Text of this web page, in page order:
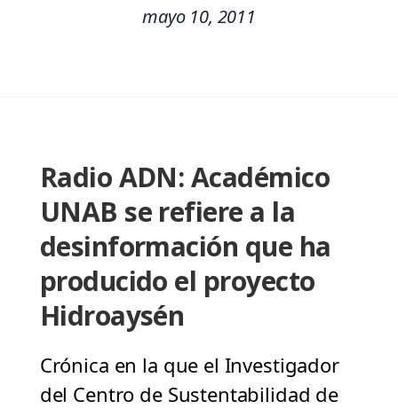
mayo 10, 2011
Radio ADN: Académico
UNAB se refiere a la
desinformación que ha
producido el proyecto
Hidroaysén
Crónica en la que el Investigador
del Centro de Sustentabilidad de